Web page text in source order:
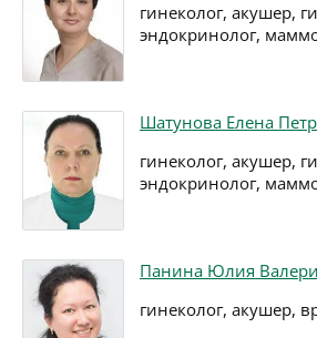
гинеколог, акушер,
эндокринолог,
Шатунова Елена
гинеколог, акушер,
эндокринолог,
Панина Юлия
гинеколог, акушер,